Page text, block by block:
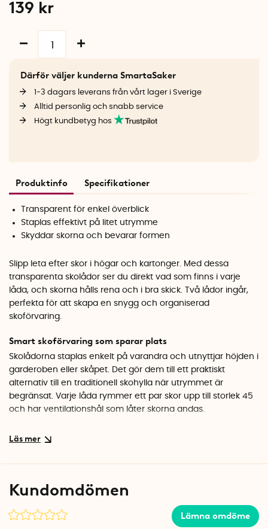
139 kr
Därför väljer kunderna SmartaSaker
1-3 dagars leverans från vårt lager i Sverige
Alltid personlig och snabb service
Högt kundbetyg hos
Produktinfo Specifikationer
Transparent för enkel överblick
Staplas effektivt på litet utrymme
Skyddar skorna och bevarar formen
Slipp leta efter skor i högar och kartonger. Med dessa
transparenta skolådor ser du direkt vad som finns i varje
låda, och skorna hålls rena och i bra skick. Två lådor ingår,
perfekta för att skapa en snygg och organiserad
skoförvaring.
Smart skoförvaring som sparar plats
Skolådorna staplas enkelt på varandra och utnyttjar höjden i
garderoben eller skåpet. Det gör dem till ett praktiskt
alternativ till en traditionell skohylla när utrymmet är
begränsat. Varje låda rymmer ett par skor upp till storlek 45
och har ventilationshål som låter skorna andas.
Ordning som håller
stilrent intryck. Lådorna levereras platta och viks enkelt ihop
Kundomdömen
Lämna omdöme